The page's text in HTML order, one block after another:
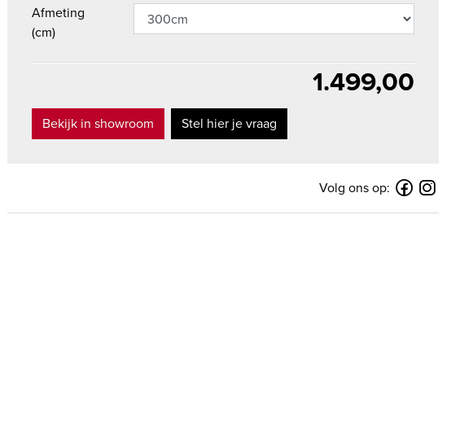
Afmeting
(cm)
1.499,00
Bekijk in showroom Stel hier je vraag
Volg ons op: